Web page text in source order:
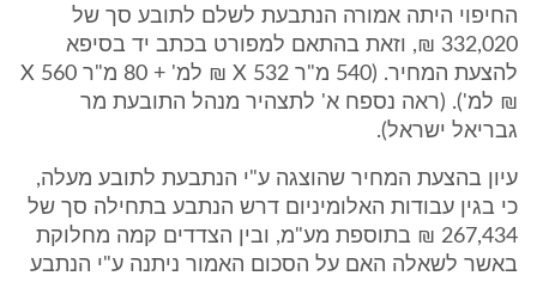
החיפוי היתה אמורה הנתבעת לשלם לתובע סך של
332,020 ₪, וזאת בהתאם למפורט בכתב יד בסיפא
להצעת המחיר. (540 מ"ר X 532 ₪ למ' + 80 מ"ר X 560
₪ למ'). (ראה נספח א' לתצהיר מנהל התובעת מר
גבריאל ישראל).
עיון בהצעת המחיר שהוצגה ע"י הנתבעת לתובע מעלה,
כי בגין עבודות האלומיניום דרש הנתבע בתחילה סך של
267,434 ₪ בתוספת מע"מ, ובין הצדדים קמה מחלוקת
באשר לשאלה האם על הסכום האמור ניתנה ע"י הנתבע